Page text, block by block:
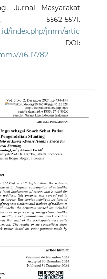
Jurnal Masyarakat
5562-5571.
index.php/jmm/artic